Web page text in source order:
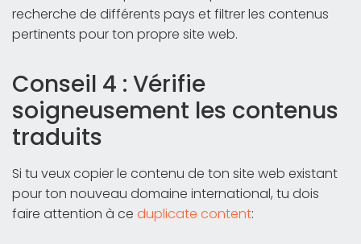
recherche de différents pays et filtrer les contenus
pertinents pour ton propre site web.
Conseil 4 : Vérifie
soigneusement les contenus
traduits
Si tu veux copier le contenu de ton site web existant
pour ton nouveau domaine international, tu dois
faire attention à ce duplicate content: